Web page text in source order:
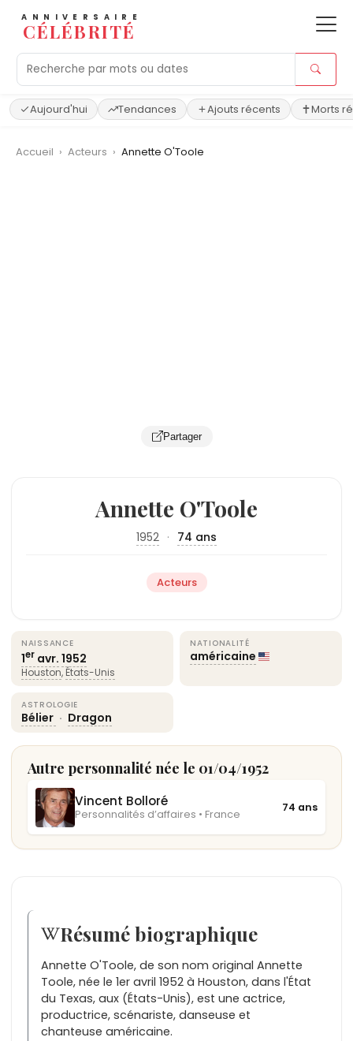
ANNIVERSAIRE
CÉLÉBRITÉ
Aujourd'hui Tendances Ajouts récents Morts
Accueil › Acteurs › Annette O'Toole
Partager
Annette O'Toole
1952 · 74 ans
Acteurs
NAISSANCE
1er avr. 1952
Houston, États-Unis
NATIONALITÉ
américaine
ASTROLOGIE
Bélier · Dragon
Autre personnalité née le 01/04/1952
Vincent Bolloré
Personnalités d’affaires • France
74 ans
Résumé biographique
Annette O'Toole, de son nom original Annette
Toole, née le 1er avril 1952 à Houston, dans l'État
du Texas, aux (États-Unis), est une actrice,
productrice, scénariste, danseuse et
chanteuse américaine.